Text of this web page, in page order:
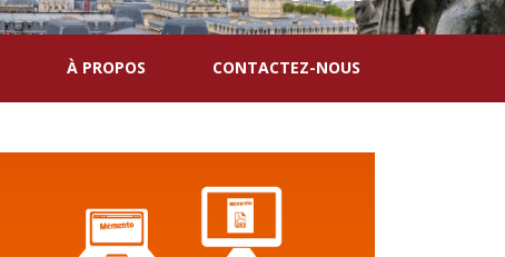
À PROPOS CONTACTEZ-NOUS